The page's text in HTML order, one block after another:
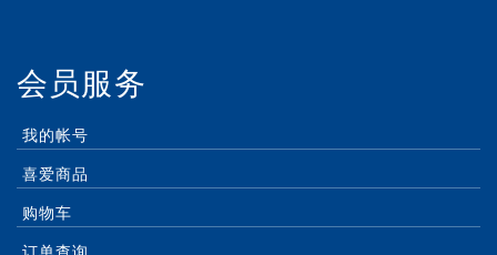
会员服务
我的帐号
喜爱商品
购物车